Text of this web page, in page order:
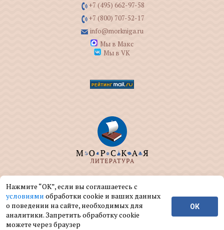
+7 (495) 662-97-58
+7 (800) 707-52-17
info@morkniga.ru
Мы в Макс
Мы в VK
ООО "МОРКНИГА" занимается изданием и
реализацией книг на морскую тематику.
© ООО "МОРКНИГА", 2004 — 2026 г.
Нажмите “ОК”, если вы соглашаетесь с
условиями обработки cookie и ваших данных
о поведении на сайте, необходимых для
аналитики. Запретить обработку cookie
можете через браузер
ОК